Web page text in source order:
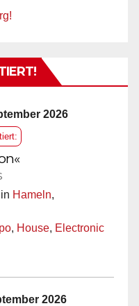
2026
in Hameln,
, House, Electronic
2026